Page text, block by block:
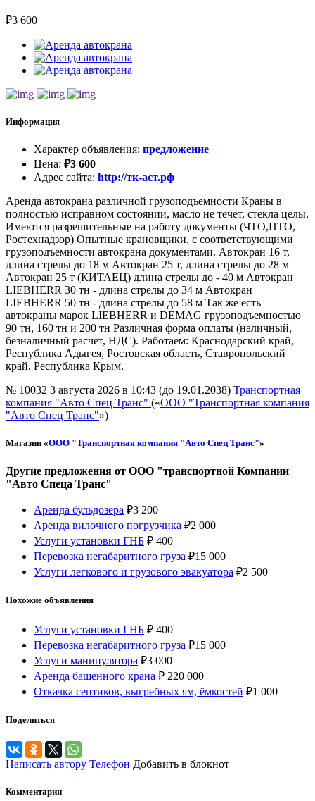
₽3 600
Информация
Характер объявления: предложение
Цена: ₽3 600
Адрес сайта: http://тк-аст.рф
Аренда автокрана различной грузоподъемности Краны в
полностью исправном состоянии, масло не течет, стекла целы.
Имеются разрешительные на работу документы (ЧТО,ПТО,
Ростехнадзор) Опытные крановщики, с соответствующими
грузоподъемности автокрана документами. Автокран 16 т,
длина стрелы до 18 м Автокран 25 т, длина стрелы до 28 м
Автокран 25 т (КИТАЕЦ) длина стрелы до - 40 м Автокран
LIEBHERR 30 тн - длина стрелы до 34 м Автокран
LIEBHERR 50 тн - длина стрелы до 58 м Так же есть
автокраны марок LIEBHERR и DEMAG грузоподъемностью
90 тн, 160 тн и 200 тн Различная форма оплаты (наличный,
безналичный расчет, НДС). Работаем: Краснодарский край,
Республика Адыгея, Ростовская область, Ставропольский
край, Республика Крым.
№ 10032 3 августа 2026 в 10:43 (до 19.01.2038) Транспортная
компания "Авто Спец Транс" («ООО "Транспортная компания
"Авто Спец Транс"»)
Магазин «ООО "Транспортная компания "Авто Спец Транс"»
Другие предложения от ООО "транспортной Компании
"Авто Спеца Транс"
Аренда бульдозера ₽3 200
Аренда вилочного погрузчика ₽2 000
Услуги установки ГНБ ₽ 400
Перевозка негабаритного груза ₽15 000
Услуги легкового и грузового эвакуатора ₽2 500
Похожие объявления
Услуги установки ГНБ ₽ 400
Перевозка негабаритного груза ₽15 000
Услуги манипулятора ₽3 000
Аренда башенного крана ₽ 220 000
Откачка септиков, выгребных ям, ёмкостей ₽1 000
Поделиться
Написать автору Телефон Добавить в блокнот
Комментарии